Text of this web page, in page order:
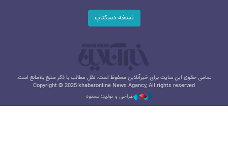
نسخه دسکتاپ
تمامی حقوق این سایت برای خبرآنلاین محفوظ است. نقل مطالب با ذکر منبع بلامانع است.
Copyright © 2025 khabaronline News Agancy, All rights reserved
طراحی و تولید: نستوه